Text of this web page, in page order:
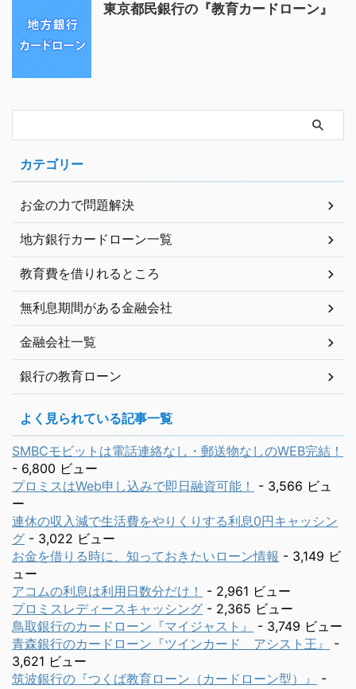
東京都民銀行の『教育カードローン』
カテゴリー
お金の力で問題解決
地方銀行カードローン一覧
教育費を借りれるところ
無利息期間がある金融会社
金融会社一覧
銀行の教育ローン
よく見られている記事一覧
SMBCモビットは電話連絡なし・郵送物なしのWEB完結！
- 6,800 ビュー
プロミスはWeb申し込みで即日融資可能！
- 3,566 ビュ
ー
連休の収入減で生活費をやりくりする利息0円キャッシン
グ - 3,022 ビュー
お金を借りる時に、知っておきたいローン情報 - 3,149 ビ
ュー
アコムの利息は利用日数分だけ！
- 2,961 ビュー
プロミスレディースキャッシング - 2,365 ビュー
鳥取銀行のカードローン『マイジャスト』
- 3,749 ビュー
青森銀行のカードローン『ツインカード アシスト王』
-
3,621 ビュー
筑波銀行の『つくば教育ローン（カードローン型）』
-